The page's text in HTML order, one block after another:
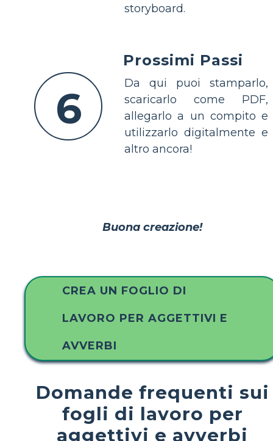
storyboard.
6
Prossimi Passi
Da qui puoi stamparlo,
scaricarlo come PDF,
allegarlo a un compito e
utilizzarlo digitalmente e
altro ancora!
Buona creazione!
CREA UN FOGLIO DI
LAVORO PER AGGETTIVI E
AVVERBI
Domande frequenti sui
fogli di lavoro per
aggettivi e avverbi